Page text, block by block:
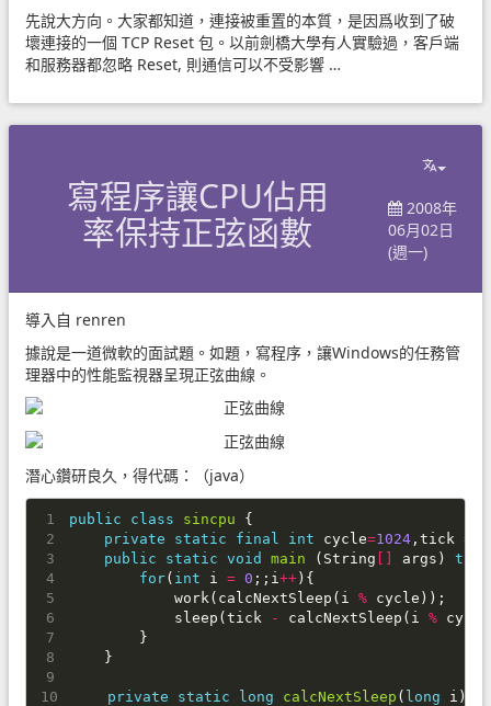
先說大方向。大家都知道，連接被重置的本質，是因爲收到了破
壞連接的一個 TCP Reset 包。以前劍橋大學有人實驗過，客戶端
和服務器都忽略 Reset, 則通信可以不受影響 …
寫程序讓CPU佔用
率保持正弦函數
2008年
06月02日
(週一)
導入自 renren
據說是一道微軟的面試題。如題，寫程序，讓Windows的任務管
理器中的性能監視器呈現正弦曲線。
潛心鑽研良久，得代碼：（java）
public class sincpu
{
private
static final int cycle=1024 , tick =
public
static void main ( String args )
for( int i = 0 ;; i ++ ){
work ( calcNextSleep ( i % cycle ));
sleep ( tick - calcNextSleep ( i % cycle
}
}
private static long calcNextSleep ( long i ){